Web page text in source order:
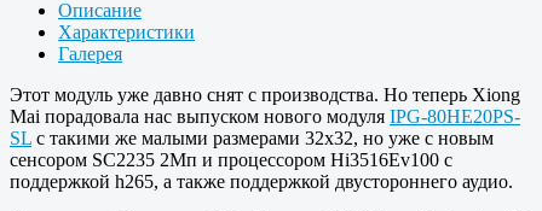
Описание
Характеристики
Галерея
Этот модуль уже давно снят с производства. Но теперь Xiong
Mai порадовала нас выпуском нового модуля IPG-80HE20PS-
SL с такими же малыми размерами 32x32, но уже с новым
сенсором SC2235 2Мп и процессором Hi3516Ev100 с
поддержкой h265, а также поддержкой двустороннего аудио.